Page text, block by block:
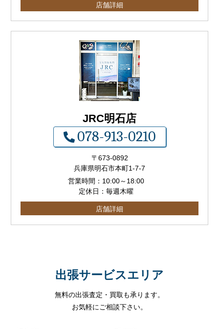
店舗詳細
JRC明石店
078-913-0210
〒673-0892
兵庫県明石市本町1-7-7
営業時間： 10:00～ 18:00
定休日：毎週木曜
店舗詳細
出張サービスエリア
無料の出張査定・買取も承ります。
お気軽にご相談下さい。